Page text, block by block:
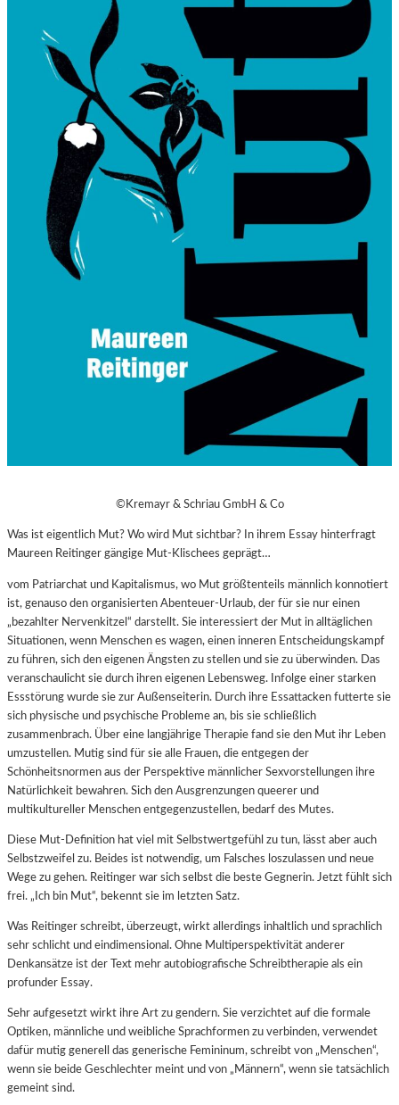
©Kremayr & Schriau GmbH & Co
Was ist eigentlich Mut? Wo wird Mut sichtbar? In ihrem Essay hinterfragt
Maureen Reitinger gängige Mut-Klischees geprägt…
vom Patriarchat und Kapitalismus, wo Mut größtenteils männlich konnotiert
ist, genauso den organisierten Abenteuer-Urlaub, der für sie nur einen
„bezahlter Nervenkitzel“ darstellt. Sie interessiert der Mut in alltäglichen
Situationen, wenn Menschen es wagen, einen inneren Entscheidungskampf
zu führen, sich den eigenen Ängsten zu stellen und sie zu überwinden. Das
veranschaulicht sie durch ihren eigenen Lebensweg. Infolge einer starken
Essstörung wurde sie zur Außenseiterin. Durch ihre Essattacken futterte sie
sich physische und psychische Probleme an, bis sie schließlich
zusammenbrach. Über eine langjährige Therapie fand sie den Mut ihr Leben
umzustellen. Mutig sind für sie alle Frauen, die entgegen der
Schönheitsnormen aus der Perspektive männlicher Sexvorstellungen ihre
Natürlichkeit bewahren. Sich den Ausgrenzungen queerer und
multikultureller Menschen entgegenzustellen, bedarf des Mutes.
Diese Mut-Definition hat viel mit Selbstwertgefühl zu tun, lässt aber auch
Selbstzweifel zu. Beides ist notwendig, um Falsches loszulassen und neue
Wege zu gehen. Reitinger war sich selbst die beste Gegnerin. Jetzt fühlt sich
frei. „Ich bin Mut“, bekennt sie im letzten Satz.
Was Reitinger schreibt, überzeugt, wirkt allerdings inhaltlich und sprachlich
sehr schlicht und eindimensional. Ohne Multiperspektivität anderer
Denkansätze ist der Text mehr autobiografische Schreibtherapie als ein
profunder Essay.
Sehr aufgesetzt wirkt ihre Art zu gendern. Sie verzichtet auf die formale
Optiken, männliche und weibliche Sprachformen zu verbinden, verwendet
dafür mutig generell das generische Femininum, schreibt von „Menschen“,
wenn sie beide Geschlechter meint und von „Männern“, wenn sie tatsächlich
gemeint sind.